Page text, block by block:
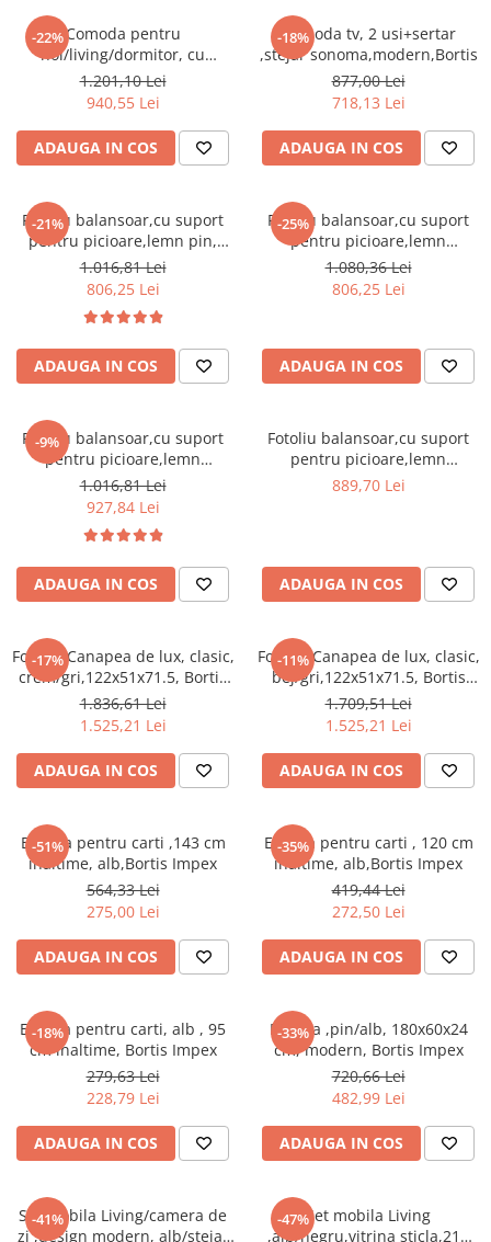
Masute de toaleta
Noptiere dormitor
Paturi cu saltea inclusa(pachet
promo)
Paturi de 1 persoana
Paturi metalice
Paturi tapitate
Seturi dormitoare complete
Suporturi saltea/Somiere/Gratii
pentru pat
Mobilier Hol/Cuiere
Banci pentru asteptare
Colectia casmir -seturi
cuiere/mobila hol Rai casmir
Pantofare Hol
Set mobilier Hol modern cu
panouri tapitate
Mobilier Birou
Fotolii
Birouri pe colt
Canapele birou
Dulapuri birou/bibliorafturi
Mese birou
rafturi/etajere carti
Scaune conferinta-vizitator
Camera copiilor
Birouri camera copilului
Canapele copii
Fotolii
Paturi pentru copii
Paturi supraetajate
Covoare
-22%Comoda pentru
hol/living/dormitor, cu
sertare, stejar
sonoma,123x85x34 cm,Bortis
Impex
1.201,10 Lei
940,55 Lei
ADAUGA IN COS
-18%
Comoda tv, 2 usi+sertar
,stejar sonoma,modern,Bortis
877,00 Lei
718,13 Lei
ADAUGA IN COS
-21%
Fotoliu balansoar,cu suport
pentru picioare,lemn pin,
stofa/textil alb/crem ,cu
perna,Bortis
1.016,81 Lei
806,25 Lei
ADAUGA IN COS
-25%
Fotoliu balansoar,cu suport
pentru picioare,lemn
mesteacan maro, stofa/textil
maro ,cu perna,Bortis
1.080,36 Lei
806,25 Lei
ADAUGA IN COS
-9%
Fotoliu balansoar,cu suport
pentru picioare,lemn
mesteacan, stofa/textil gri ,cu
perna,Bortis
1.016,81 Lei
927,84 Lei
ADAUGA IN COS
Fotoliu balansoar,cu suport
pentru picioare,lemn
mesteacan, stofa/textil maro
889,70 Lei
ADAUGA IN COS
-17%
Fotoliu/Canapea de lux, clasic,
crem/gri,122x51x71.5, Bortis
Impex
1.836,61 Lei
1.525,21 Lei
ADAUGA IN COS
-11%
Fotoliu/Canapea de lux, clasic,
bej/gri,122x51x71.5, Bortis
Impex
1.709,51 Lei
1.525,21 Lei
ADAUGA IN COS
-51%
Etajera pentru carti ,143 cm
inaltime, alb,Bortis Impex
564,33 Lei
275,00 Lei
ADAUGA IN COS
-35%
Etajera pentru carti , 120 cm
inaltime, alb,Bortis Impex
419,44 Lei
272,50 Lei
ADAUGA IN COS
-18%
Etajera pentru carti, alb , 95
cm inaltime, Bortis Impex
279,63 Lei
228,79 Lei
ADAUGA IN COS
-33%
Etajera ,pin/alb, 180x60x24
cm, modern, Bortis Impex
720,66 Lei
482,99 Lei
ADAUGA IN COS
-41%
Set mobila Living/camera de
zi ,design modern, alb/stejar
-47%Set mobila Living
,alb/negru,vitrina sticla,210